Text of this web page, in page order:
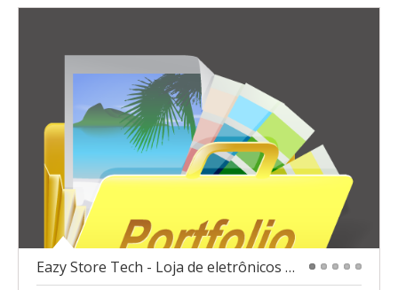
Eazy Store Tech - Loja de eletrônicos e acessórios